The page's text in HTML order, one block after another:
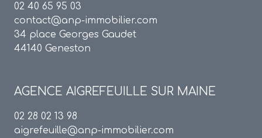
02 40 65 95 03
contact@anp-immobilier.com
34 place Georges Gaudet
44140 Geneston
AGENCE AIGREFEUILLE SUR MAINE
02 28 02 13 98
aigrefeuille@anp-immobilier.com